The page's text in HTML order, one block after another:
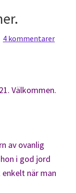
4 kommentarer
Välkommen.
av ovanlig
i god jord
när man